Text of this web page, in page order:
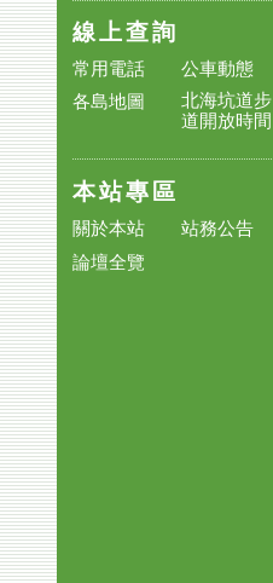
線上查詢
常用電話
公車動態
各島地圖
北海坑道步
道開放時間
本站專區
關於本站
站務公告
論壇全覽